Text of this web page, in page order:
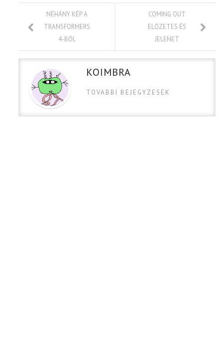
NÉHÁNY KÉP A
TRANSFORMERS
4-BŐL
COMING OUT
ELŐZETES ÉS
JELENET
KOIMBRA
TOVABBI BEJEGYZESEK